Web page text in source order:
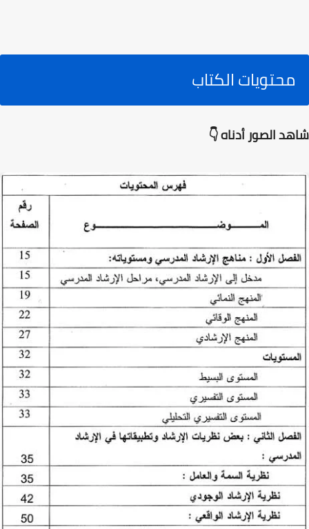
محتويات الكتاب
شاهد الصور أدناه 👇